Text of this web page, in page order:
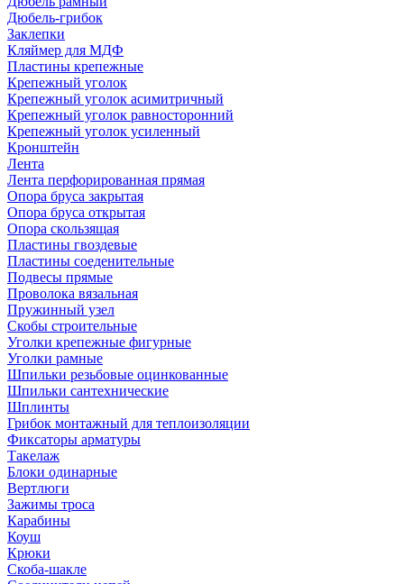
Дюбель-грибок
Заклепки
Кляймер для МДФ
Пластины крепежные
Крепежный уголок
Крепежный уголок асимитричный
Крепежный уголок равносторонний
Крепежный уголок усиленный
Кронштейн
Лента
Лента перфорированная прямая
Опора бруса закрытая
Опора бруса открытая
Опора скользящая
Пластины гвоздевые
Пластины соеденительные
Подвесы прямые
Проволока вязальная
Пружинный узел
Скобы строительные
Уголки крепежные фигурные
Уголки рамные
Шпильки резьбовые оцинкованные
Шпильки сантехнические
Шплинты
Грибок монтажный для теплоизоляции
Фиксаторы арматуры
Такелаж
Блоки одинарные
Вертлюги
Зажимы троса
Карабины
Коуш
Крюки
Скоба-шакле